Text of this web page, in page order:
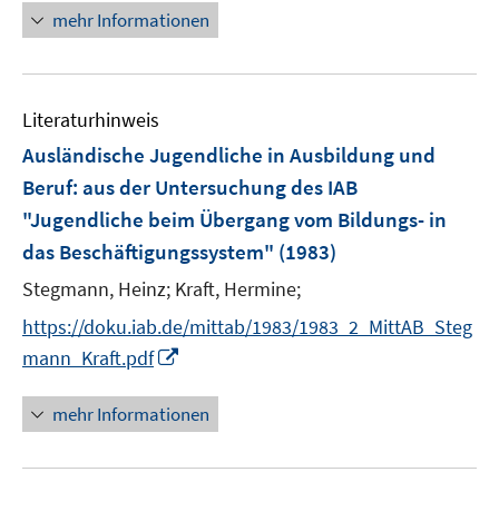
n
e
u
m
F
e
n
s
t
e
ö
f
n
n
mehr Informationen
Literaturhinweis
Ausländische Jugendliche in Ausbildung und
Beruf: aus der Untersuchung des IAB
"Jugendliche beim Übergang vom Bildungs- in
das Beschäftigungssystem" (1983)
Stegmann, Heinz; Kraft, Hermine;
https://doku.iab.de/mittab/1983/1983_2_MittAB_Steg
mann_Kraft.pdf
n
e
u
mehr Informationen